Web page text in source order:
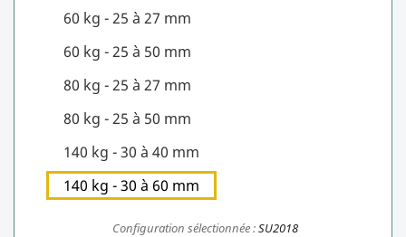
60 kg - 25 à 27 mm
60 kg - 25 à 50 mm
80 kg - 25 à 27 mm
80 kg - 25 à 50 mm
140 kg - 30 à 40 mm
140 kg - 30 à 60 mm
Configuration sélectionnée :SU2018